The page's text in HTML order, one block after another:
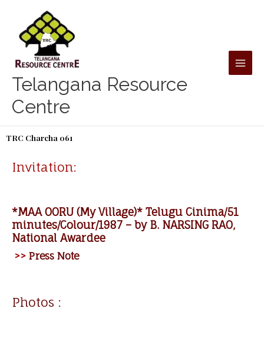
content
Telangana Resource
Centre
TRC Charcha 061
Invitation:
*MAA OORU (My Village)* Telugu Cinima/51
minutes/Colour/1987 – by B. NARSING RAO,
National Awardee
>> Press Note
Photos :